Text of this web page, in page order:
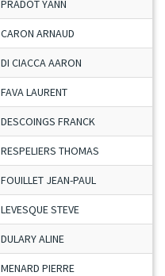
PRADOT YANN
CARON ARNAUD
DI CIACCA AARON
FAVA LAURENT
DESCOINGS FRANCK
RESPELIERS THOMAS
FOUILLET JEAN-PAUL
LEVESQUE STEVE
DULARY ALINE
MENARD PIERRE